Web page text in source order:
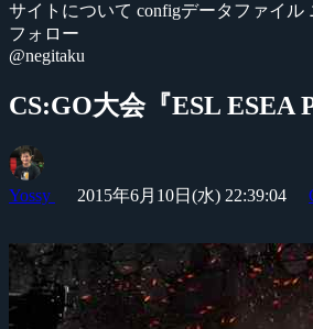
サイトについて configデータファイル
フォロー
@negitaku
CS:GO大会『ESL ESEA
Yossy 2015年6月10日(水) 22:39:04